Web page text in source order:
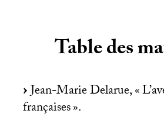
Table des
Jean-Marie Delarue, «
françaises».